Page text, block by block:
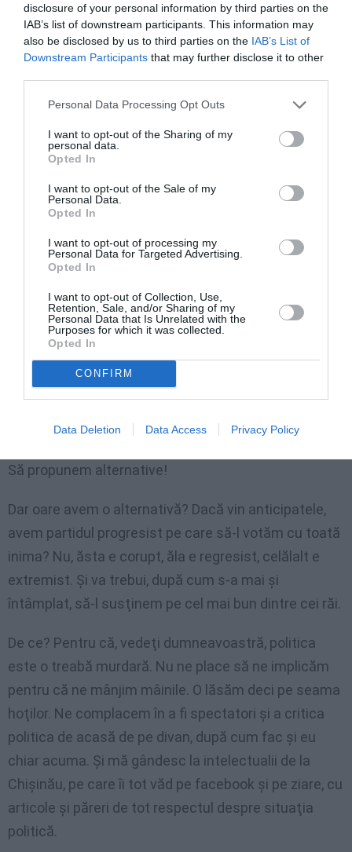
disclosure of your personal information by third parties on the
IAB’s list of downstream participants. This information may
also be disclosed by us to third parties on the IAB’s List of
Downstream Participants that may further disclose it to other
Personal Data Processing Opt Outs
I want to opt-out of the Sharing of my
personal data.
Opted In
I want to opt-out of the Sale of my
Personal Data.
Opted In
I want to opt-out of processing my
Personal Data for Targeted Advertising.
Opted In
I want to opt-out of Collection, Use,
Retention, Sale, and/or Sharing of my
Personal Data that Is Unrelated with the
Purposes for which it was collected.
Opted In
CONFIRM
Data Deletion Data Access Privacy Policy
Egoişti şi invidioşi, Lupu şi Ghimpu, doi demagogi
încâlciţi la vorbă şi lipsiţi de carismă, întorc armele
împotriva tovarăşului lor mai talentat. Şi guvernul
Filat cade. Iar dacă Alianţa nu reuşeşte să formeze
un alt guvern, sunt inevitabile alegerile anticipate.
Într-adevăr, situaţia e gravă, căci anticipatele ar
putea să însemne resurecţia comuniştilor. Dar vina
Am văzut că după înlăturarea lui Plahotniuc nu erau
semne de criză de guvern. Deci, căderea guvernului
nu a fost decât răzbunarea Păpuşarului, moftul
acestuia, şi dovedeşte cât de încurcată în socotele
este politica de la Chişinău. Pare că Lupu şi Ghimpu
au devenit pionii lui Plahotniuc. Pare că Filat este şi el
compromis, iar un nou acord dintre cei trei corifei şi al
patrulea din umbră, după cum afirmă şi Sergiu
contra statului.
Să propunem alternative!
Dar oare avem o alternativă? Dacă vin anticipatele,
avem partidul progresist pe care să-l votăm cu toată
inima? Nu, ăsta e corupt, ăla e regresist, celălalt e
extremist. Şi va trebui, după cum s-a mai şi
întâmplat, să-l susţinem pe cel mai bun dintre cei răi.
De ce? Pentru că, vedeţi dumneavoastră, politica
este o treabă murdară. Nu ne place să ne implicăm
pentru că ne mânjim mâinile. O lăsăm deci pe seama
hoţilor. Ne complacem în a fi spectatori şi a critica
politica de acasă de pe divan, după cum fac şi eu
chiar acuma. Şi mă gândesc la intelectualii de la
Chişinău, pe care îi tot văd pe facebook şi pe ziare, cu
articole şi păreri de tot respectul despre situaţia
politică.